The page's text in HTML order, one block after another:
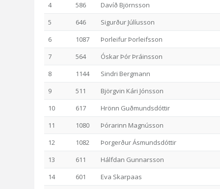
4
586
Davíð Björnsson
5
646
Sigurður Júlíusson
6
1087
Þorleifur Þorleifsson
7
564
Óskar Þór Þráinsson
8
1144
Sindri Bergmann
9
511
Björgvin Kári Jónsson
10
617
Hrönn Guðmundsdóttir
11
1080
Þórarinn Magnússon
12
1082
Þorgerður Ásmundsdóttir
13
611
Hálfdan Gunnarsson
14
601
Eva Skarpaas